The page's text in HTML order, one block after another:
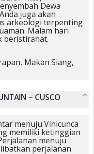
Dewa
juga akan
arkeologi terpenting
Malam hari
beristirahat.
Makan Siang,
– CUSCO
menuju Vinicunca
memiliki ketinggian
menuju
perjalanan